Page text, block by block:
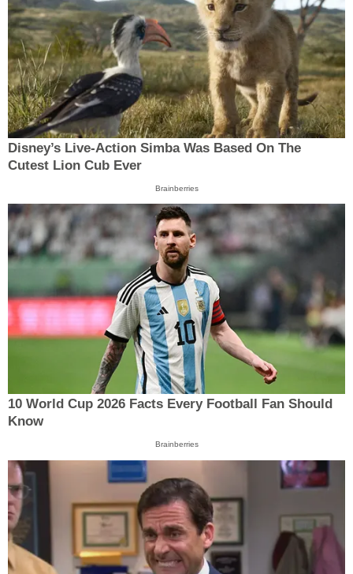
Disney’s Live-Action Simba Was Based On The
Cutest Lion Cub Ever
Brainberries
10 World Cup 2026 Facts Every Football Fan Should
Know
Brainberries